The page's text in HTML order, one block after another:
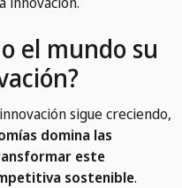
el mundo su
sigue creciendo,
domina las
este
sostenible.